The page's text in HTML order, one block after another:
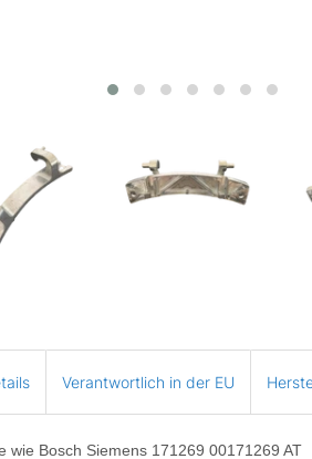
Verantwortlich in der EU
wie Bosch Siemens 171269 00171269 AT